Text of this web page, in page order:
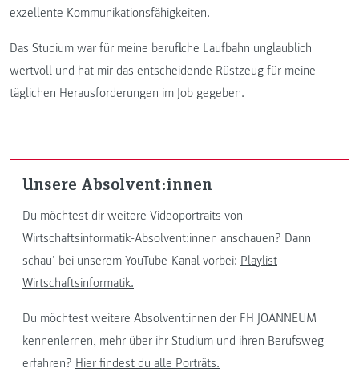
exzellente Kommunikationsfähigkeiten.
Das Studium war für meine berufliche Laufbahn unglaublich
wertvoll und hat mir das entscheidende Rüstzeug für meine
täglichen Herausforderungen im Job gegeben.
Unsere Absolvent:innen
Du möchtest dir weitere Videoportraits von
Wirtschaftsinformatik-Absolvent:innen anschauen? Dann
schau’ bei unserem YouTube-Kanal vorbei: Playlist
Wirtschaftsinformatik.
Du möchtest weitere Absolvent:innen der FH JOANNEUM
kennenlernen, mehr über ihr Studium und ihren Berufsweg
erfahren? Hier findest du alle Porträts.